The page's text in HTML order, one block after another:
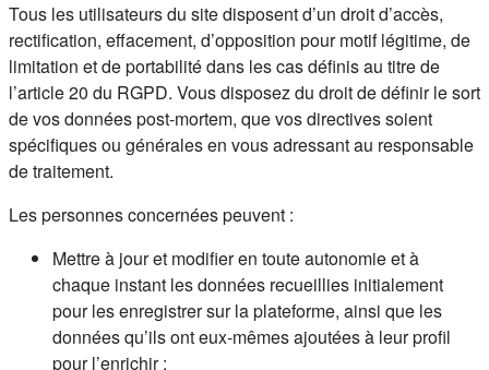
Tous les utilisateurs du site disposent d’un droit d’accès,
rectification, effacement, d’opposition pour motif légitime, de
limitation et de portabilité dans les cas définis au titre de
l’article 20 du RGPD. Vous disposez du droit de définir le sort
de vos données post-mortem, que vos directives soient
spécifiques ou générales en vous adressant au responsable
de traitement.
Les personnes concernées peuvent :
Mettre à jour et modifier en toute autonomie et à
chaque instant les données recueillies initialement
pour les enregistrer sur la plateforme, ainsi que les
données qu’ils ont eux-mêmes ajoutées à leur profil
pour l’enrichir ;